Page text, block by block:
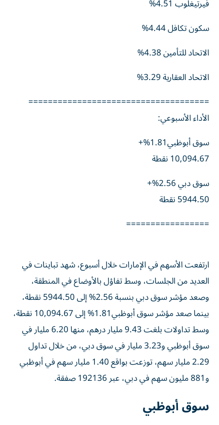
فيرتيغلوب 4.51%
سكون تكافل 4.44%
الاتحاد للتأمين 4.38%
الاتحاد العقارية 3.29%
=====================================
الأداء الأسبوعي:
سوق أبوظبي1.81%+
10,094.67 نقطة
سوق دبي 2.56%+
5944.50 نقطة
=================
ارتفعت الأسهم في الإمارات خلال أسبوع، شهد تباينات في
العديد من الجلسات، وسط تفاؤل بالأوضاع في المنطقة،
وصعد مؤشر سوق دبي بنسبة 2.56% إلى 5944.50 نقطة،
بينما صعد مؤشر سوق أبوظبي1.81% إلى 10,094.67 نقطة،
وسط تداولات بلغت 9.43 مليار درهم، منها 6.20 مليار في
سوق أبوظبي و3.23 مليار في سوق دبي، من خلال تداول
2.29 مليار سهم، توزعت بواقع 1.40 مليار سهم في أبوظبي
و881 مليون سهم في دبي، عبر 192136 صفقة.
سوق أبوظبي